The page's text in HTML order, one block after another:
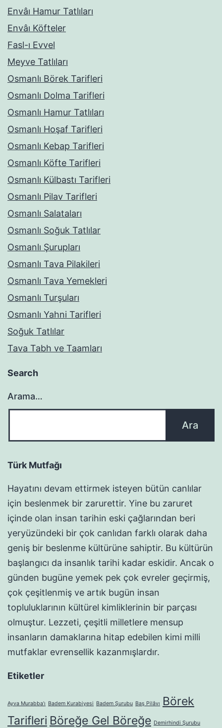
Envâı Hamur Tatlıları
Envâı Köfteler
Fasl-ı Evvel
Meyve Tatlıları
Osmanlı Börek Tarifleri
Osmanlı Dolma Tarifleri
Osmanlı Hamur Tatlıları
Osmanlı Hoşaf Tarifleri
Osmanlı Kebap Tarifleri
Osmanlı Köfte Tarifleri
Osmanlı Külbastı Tarifleri
Osmanlı Pilav Tarifleri
Osmanlı Salataları
Osmanlı Soğuk Tatlılar
Osmanlı Şurupları
Osmanlı Tava Pilakileri
Osmanlı Tava Yemekleri
Osmanlı Turşuları
Osmanlı Yahni Tarifleri
Soğuk Tatlılar
Tava Tabh ve Taamları
Search
Arama…
Türk Mutfağı
Hayatını devam ettirmek isteyen bütün canlılar
için beslenmek bir zarurettir. Yine bu zaruret
içinde olan insan tarihin eski çağlarından beri
yeryüzündeki bir çok canlıdan farklı olarak daha
geniş bir beslenme kültürüne sahiptir. Bu kültürün
başlangıcı da insanlık tarihi kadar eskidir. Ancak o
günden bugüne yemek pek çok evreler geçirmiş,
çok çeşitlenmiş ve artık bugün insan
topluluklarının kültürel kimliklerinin bir parçası
olmuştur. Lezzeti, çeşitli milletlere mensup
insanların damaklarına hitap edebilen kimi milli
mutfaklar evrensellik kazanmışlardır.
Etiketler
Ayva Murabba'ı Badem Kurabiyesi Badem Şurubu Baş Pilâvı
Börek
Tarifleri Böreğe Gel Böreğe Demirhindi Şurubu